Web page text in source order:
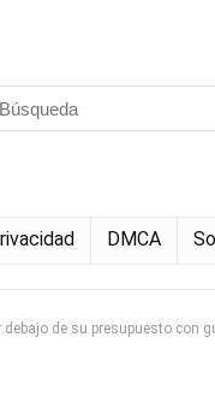
DMCA
de su presupuesto con